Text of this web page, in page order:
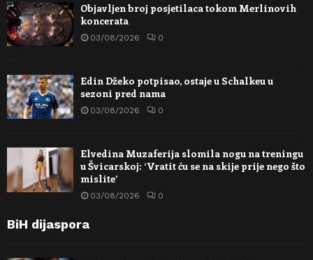
Objavljen broj posjetilaca tokom Merlinovih
koncerata
03/08/2026 0
Edin Džeko potpisao, ostaje u Schalkeu u
sezoni pred nama
03/08/2026 0
Elvedina Muzaferija slomila nogu na treningu
u Švicarskoj: ‘Vratit ću se na skije prije nego što
mislite’
03/08/2026 0
BiH dijaspora